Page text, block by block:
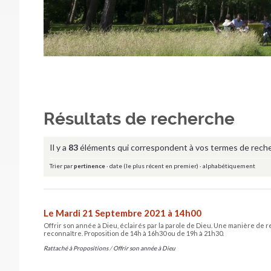
Résultats de recherche
Il y a 83éléments qui correspondent à vos termes de
Trier parpertinence· date (le plus récent en premier) · alphabétiquement
Le Mardi 21 Septembre 2021 à 14h00
Offrir son année à Dieu, éclairés par la parole de Dieu. Une manière de
reconnaître. Proposition de 14h à 16h30 ou de 19h à 21h30.
Rattaché à Propositions /Offrir son année à Dieu